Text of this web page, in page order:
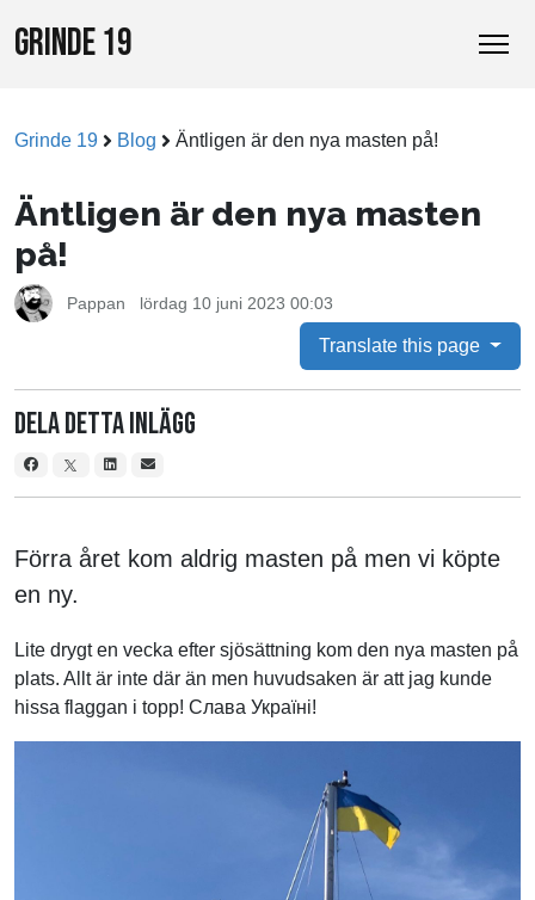
GRINDE 19
Grinde 19 Blog Äntligen är den nya masten på!
Äntligen är den nya masten
på!
Pappan lördag 10 juni 2023 00:03
Translate this page
Dela detta inlägg
Förra året kom aldrig masten på men vi köpte
en ny.
Lite drygt en vecka efter sjösättning kom den nya masten på
plats. Allt är inte där än men huvudsaken är att jag kunde
hissa flaggan i topp! Слава Україні!